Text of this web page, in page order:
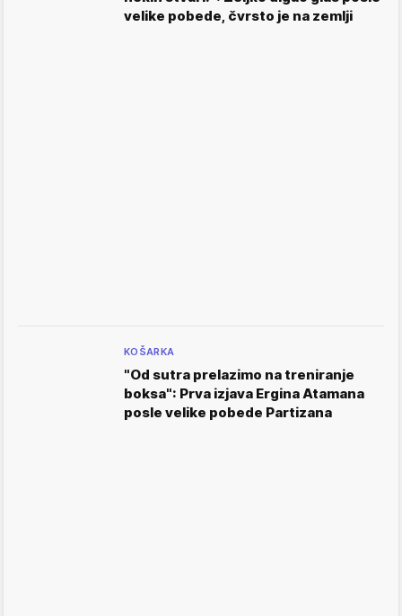
velike pobede, čvrsto je na zemlji
KOŠARKA
"Od sutra prelazimo na treniranje
boksa": Prva izjava Ergina Atamana
posle velike pobede Partizana